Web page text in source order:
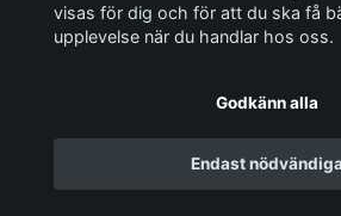
© 2026 INREDNINGSHÖRNAN -
visas för dig och för att du ska få
upplevelse när du handlar hos oss.
Godkänn alla
Endast nödvändiga